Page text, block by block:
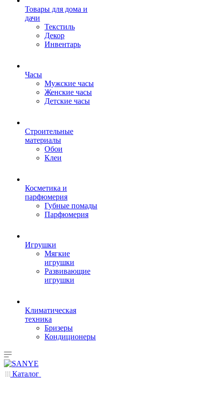
Товары для дома и
дачи
Текстиль
Декор
Инвентарь
Часы
Мужские часы
Женские часы
Детские часы
Строительные
материалы
Обои
Клеи
Косметика и
парфюмерия
Губные помады
Парфюмерия
Игрушки
Мягкие
игрушки
Развивающие
игрушки
Климатическая
техника
Бризеры
Кондиционеры
Каталог